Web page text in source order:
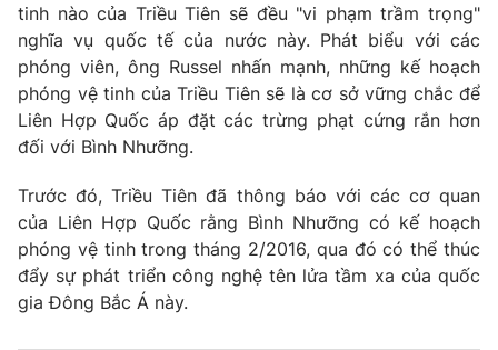
tinh nào của Triều Tiên sẽ đều "vi phạm trầm trọng"
nghĩa vụ quốc tế của nước này. Phát biểu với các
phóng viên, ông Russel nhấn mạnh, những kế hoạch
phóng vệ tinh của Triều Tiên sẽ là cơ sở vững chắc để
Liên Hợp Quốc áp đặt các trừng phạt cứng rắn hơn
đối với Bình Nhưỡng.
Trước đó, Triều Tiên đã thông báo với các cơ quan
của Liên Hợp Quốc rằng Bình Nhưỡng có kế hoạch
phóng vệ tinh trong tháng 2/2016, qua đó có thể thúc
đẩy sự phát triển công nghệ tên lửa tầm xa của quốc
gia Đông Bắc Á này.